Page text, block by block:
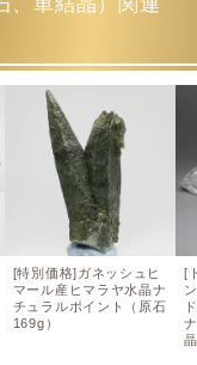
、単結晶）関連
[特別価格]ガネッシュヒ
マール産ヒマラヤ水晶ナ
チュラルポイント（原石
169g）
[